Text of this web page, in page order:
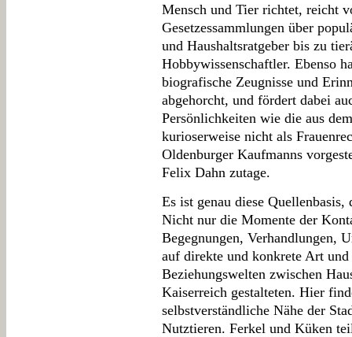
Mensch und Tier richtet, reicht
Gesetzessammlungen über
und Haushaltsratgeber bis zu
Hobbywissenschaftler. Ebenso
biografische Zeugnisse und
abgehorcht, und fördert dabei
Persönlichkeiten wie die aus
kurioserweise nicht als
Oldenburger Kaufmanns
Felix Dahn zutage.
Es ist genau diese Quellenbasis,
Nicht nur die Momente der
Begegnungen, Verhandlungen,
auf direkte und konkrete Art
Beziehungswelten zwischen
Kaiserreich gestalteten. Hier
selbstverständliche Nähe der
Nutztieren. Ferkel und Küken